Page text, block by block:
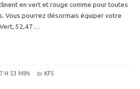
en vert et rouge comme pour toutes
Vous pourrez désormais équiper votre
52,47…
H 53 MIN KFS